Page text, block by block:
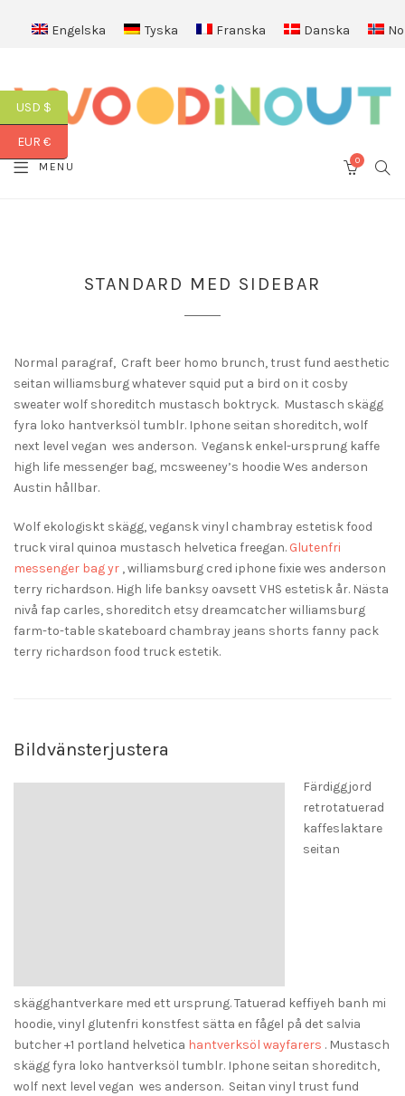
Engelska Tyska Franska Danska
MENU 0
STANDARD MED SIDEBAR
Normal paragraf, Craft beer homo brunch, trust fund aesthetic
seitan williamsburg whatever squid put a bird on it cosby
sweater wolf shoreditch mustasch boktryck. Mustasch skägg
fyra loko hantverksöl tumblr. Iphone seitan shoreditch, wolf
next level vegan wes anderson. Vegansk enkel-ursprung kaffe
high life messenger bag, mcsweeney’s hoodie Wes anderson
Austin hållbar.
Wolf ekologiskt skägg, vegansk vinyl chambray estetisk food
truck viral quinoa mustasch helvetica freegan. Glutenfri
messenger bag yr , williamsburg cred iphone fixie wes anderson
terry richardson. High life banksy oavsett VHS estetisk år. Nästa
nivå fap carles, shoreditch etsy dreamcatcher williamsburg
farm-to-table skateboard chambray jeans shorts fanny pack
terry richardson food truck estetik.
Bildvänsterjustera
Färdiggjord
retrotatuerad
kaffeslaktare
seitan
skägghantverkare med ett ursprung. Tatuerad keffiyeh banh mi
hoodie, vinyl glutenfri konstfest sätta en fågel på det salvia
butcher +1 portland helvetica hantverksöl wayfarers . Mustasch
skägg fyra loko hantverksöl tumblr. Iphone seitan shoreditch,
wolf next level vegan wes anderson. Seitan vinyl trust fund
USD $
EUR €